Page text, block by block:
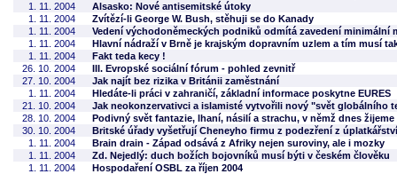
1. 11. 2004
Alsasko: Nové antisemitské útoky
1. 11. 2004
Zvítězí-li George W. Bush, stěhuji se do Kanady
1. 11. 2004
Vedení východoněmeckých podniků odmítá zavedení minimální
1. 11. 2004
Hlavní nádraží v Brně je krajským dopravním uzlem a tím musí
1. 11. 2004
Fakt teda kecy !
26. 10. 2004
III. Evropské sociální fórum - pohled zevnitř
27. 10. 2004
Jak najít bez rizika v Británii zaměstnání
1. 11. 2004
Hledáte-li práci v zahraničí, základní informace poskytne EURES
21. 10. 2004
Jak neokonzervativci a islamisté vytvořili nový "svět globálního
28. 10. 2004
Podivný svět fantazie, lhaní, násilí a strachu, v němž dnes žijeme
30. 10. 2004
Britské úřady vyšetřují Cheneyho firmu z podezření z úplatkářství
1. 11. 2004
Brain drain - Západ odsává z Afriky nejen suroviny, ale i mozky
1. 11. 2004
Zd. Nejedlý: duch božích bojovníků musí býti v českém člověku
1. 11. 2004
Hospodaření OSBL za říjen 2004